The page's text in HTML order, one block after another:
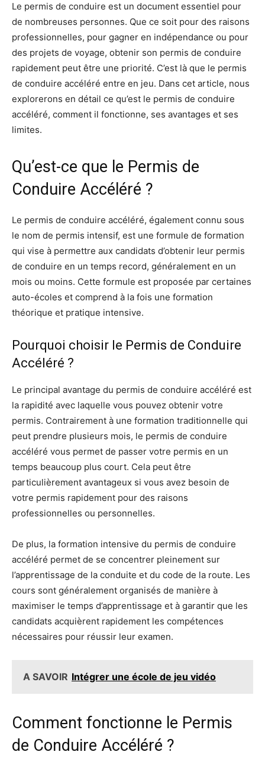
Le permis de conduire est un document essentiel pour
de nombreuses personnes. Que ce soit pour des raisons
professionnelles, pour gagner en indépendance ou pour
des projets de voyage, obtenir son permis de conduire
rapidement peut être une priorité. C’est là que le permis
de conduire accéléré entre en jeu. Dans cet article, nous
explorerons en détail ce qu’est le permis de conduire
accéléré, comment il fonctionne, ses avantages et ses
limites.
Qu’est-ce que le Permis de
Conduire Accéléré ?
Le permis de conduire accéléré, également connu sous
le nom de permis intensif, est une formule de formation
qui vise à permettre aux candidats d’obtenir leur permis
de conduire en un temps record, généralement en un
mois ou moins. Cette formule est proposée par certaines
auto-écoles et comprend à la fois une formation
théorique et pratique intensive.
Pourquoi choisir le Permis de Conduire
Accéléré ?
Le principal avantage du permis de conduire accéléré est
la rapidité avec laquelle vous pouvez obtenir votre
permis. Contrairement à une formation traditionnelle qui
peut prendre plusieurs mois, le permis de conduire
accéléré vous permet de passer votre permis en un
temps beaucoup plus court. Cela peut être
particulièrement avantageux si vous avez besoin de
votre permis rapidement pour des raisons
professionnelles ou personnelles.
De plus, la formation intensive du permis de conduire
accéléré permet de se concentrer pleinement sur
l’apprentissage de la conduite et du code de la route. Les
cours sont généralement organisés de manière à
maximiser le temps d’apprentissage et à garantir que les
candidats acquièrent rapidement les compétences
nécessaires pour réussir leur examen.
A SAVOIR Intégrer une école de jeu vidéo
Comment fonctionne le Permis
de Conduire Accéléré ?